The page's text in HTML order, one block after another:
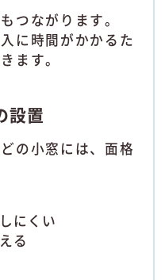
つながります。
に時間がかかるた
ます。
設置
の小窓には、面格
にくい
る